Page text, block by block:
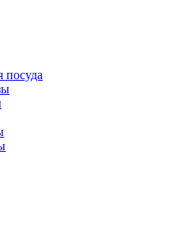
посуда